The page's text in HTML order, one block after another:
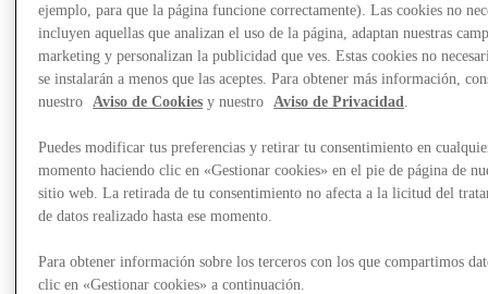
Tiendas
Ofertas
Visita
¿Qué pasa?
Comer y beber
Más
ejemplo, para que la página funcione correctamente). Las cookies no
incluyen aquellas que analizan el uso de la página, adaptan nuestras
marketing y personalizan la publicidad que ves. Estas cookies no
se instalarán a menos que las aceptes. Para obtener más información,
nuestro
Aviso de Cookies y nuestro Aviso de Privacidad
Puedes modificar tus preferencias y retirar tu consentimiento en
momento haciendo clic en «Gestionar cookies» en el pie de página de
sitio web. La retirada de tu consentimiento no afecta a la licitud del
de datos realizado hasta ese momento.
Para obtener información sobre los terceros con los que compartimos
clic en «Gestionar cookies» a continuación.